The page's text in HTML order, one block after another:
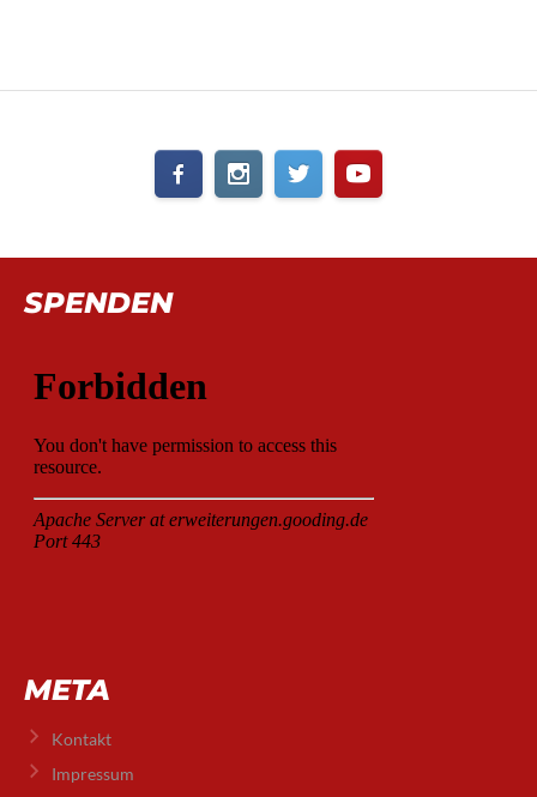
SPENDEN
META
Kontakt
Impressum